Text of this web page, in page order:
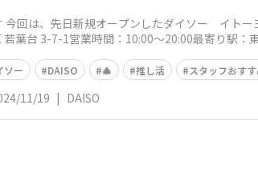
今回は、先日新規オープンしたダイソー イト
葉台 3-7-1営業時間：10:00～20:00最寄り駅：
ソー DAISO 🎄 推し活 スタッフおす
11/19 | DAISO